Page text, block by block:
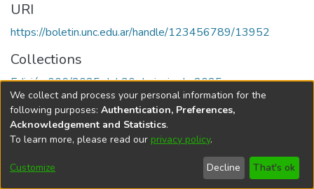
URI
https://boletin.unc.edu.ar/handle/123456789/13952
Collections
Edición 006/2025 del 30 de junio de 2025
Universidad Nacional de Córdoba
We collect and process your personal information for the
following purposes: Authentication, Preferences,
Acknowledgement and Statistics.
To learn more, please read our privacy policy.
Customize Decline That's ok